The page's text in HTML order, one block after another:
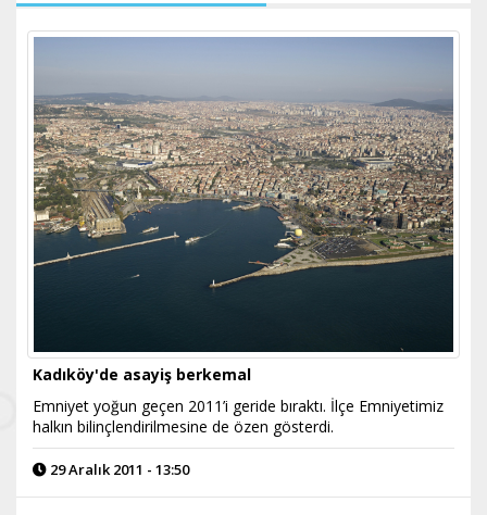
Kadıköy'de asayiş berkemal
Emniyet yoğun geçen 2011’i geride bıraktı. İlçe Emniyetimiz
halkın bilinçlendirilmesine de özen gösterdi.
29 Aralık 2011 - 13:50